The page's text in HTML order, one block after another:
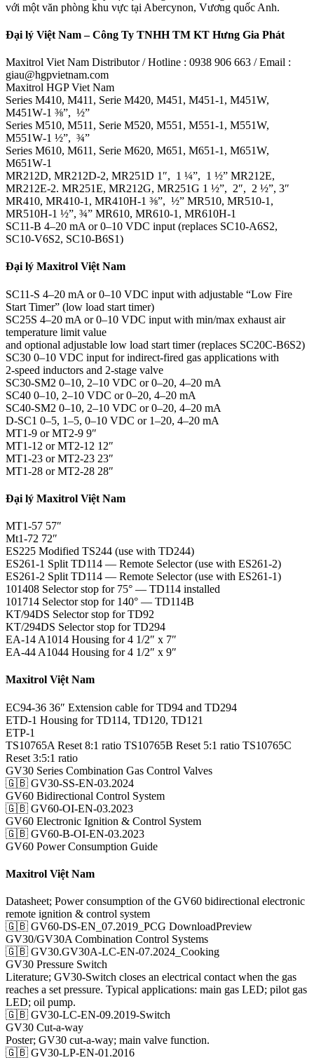
với một văn phòng khu vực tại Abercynon, Vương quốc Anh.
Đại lý Việt Nam – Công Ty TNHH TM KT Hưng Gia Phát
Maxitrol Viet Nam Distributor / Hotline : 0938 906 663 / Email :
giau@hgpvietnam.com
Maxitrol HGP Viet Nam
Series M410, M411, Serie M420, M451, M451‑1, M451W,
M451W‑1 ⅜”, ½”
Series M510, M511, Serie M520, M551, M551‑1, M551W,
M551W‑1 ½”, ¾”
Series M610, M611, Serie M620, M651, M651‑1, M651W,
M651W‑1
MR212D, MR212D‑2, MR251D 1″, 1 ¼”, 1 ½” MR212E,
MR212E‑2. MR251E, MR212G, MR251G 1 ½”, 2″, 2 ½”, 3″
MR410, MR410‑1, MR410H‑1 ⅜”, ½” MR510, MR510‑1,
MR510H‑1 ½”, ¾” MR610, MR610‑1, MR610H‑1
SC11‑B 4–20 mA or 0–10 VDC input (replaces SC10-A6S2,
SC10-V6S2, SC10-B6S1)
Đại lý Maxitrol Việt Nam
SC11‑S 4–20 mA or 0–10 VDC input with adjustable “Low Fire
Start Timer” (low load start timer)
SC25S 4–20 mA or 0–10 VDC input with min/max exhaust air
temperature limit value
and optional adjustable low load start timer (replaces SC20C-B6S2)
SC30 0–10 VDC input for indirect-fired gas applications with
2‑speed inductors and 2‑stage valve
SC30-SM2 0–10, 2–10 VDC or 0–20, 4–20 mA
SC40 0–10, 2–10 VDC or 0–20, 4–20 mA
SC40-SM2 0–10, 2–10 VDC or 0–20, 4–20 mA
D‑SC1 0–5, 1–5, 0–10 VDC or 1–20, 4–20 mA
MT1‑9 or MT2‑9 9″
MT1-12 or MT2-12 12″
MT1-23 or MT2-23 23″
MT1-28 or MT2-28 28″
Đại lý Maxitrol Việt Nam
MT1-57 57″
Mt1-72 72″
ES225 Modified TS244 (use with TD244)
ES261‑1 Split TD114 — Remote Selector (use with ES261‑2)
ES261‑2 Split TD114 — Remote Selector (use with ES261‑1)
101408 Selector stop for 75° — TD114 installed
101714 Selector stop for 140° — TD114B
KT/94DS Selector stop for TD92
KT/294DS Selector stop for TD294
EA-14 A1014 Housing for 4 1/2″ x 7″
EA-44 A1044 Housing for 4 1/2″ x 9″
Maxitrol Việt Nam
EC94-36 36″ Extension cable for TD94 and TD294
ETD‑1 Housing for TD114, TD120, TD121
ETP‑1
TS10765A Reset 8:1 ratio TS10765B Reset 5:1 ratio TS10765C
Reset 3:5:1 ratio
GV30 Series Combination Gas Control Valves
🇬🇧 GV30-SS-EN-03.2024
GV60 Bidirectional Control System
🇬🇧 GV60-OI-EN-03.2023
GV60 Electronic Ignition & Control System
🇬🇧 GV60-B-OI-EN-03.2023
GV60 Power Consumption Guide
Maxitrol Việt Nam
Datasheet; Power consumption of the GV60 bidirectional electronic
remote ignition & control system
🇬🇧 GV60-DS-EN_07.2019_PCG DownloadPreview
GV30/GV30A Combination Control Systems
🇬🇧 GV30.GV30A-LC-EN-07.2024_Cooking
GV30 Pressure Switch
Literature; GV30-Switch closes an electrical contact when the gas
reaches a set pressure. Typical applications: main gas LED; pilot gas
LED; oil pump.
🇬🇧 GV30-LC-EN-09.2019-Switch
GV30 Cut-a-way
Poster; GV30 cut-a-way; main valve function.
🇬🇧 GV30-LP-EN-01.2016